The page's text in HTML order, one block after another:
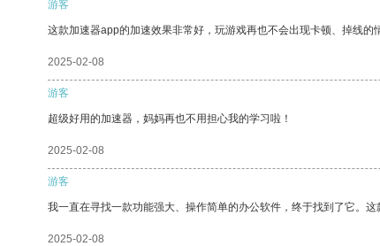
游客
这款加速器app的加速效果非常好，玩游戏再也不会出现卡顿、掉线
2025-02-08
游客
超级好用的加速器，妈妈再也不用担心我的学习啦！
2025-02-08
游客
我一直在寻找一款功能强大、操作简单的办公软件，终于找到了它。
2025-02-08